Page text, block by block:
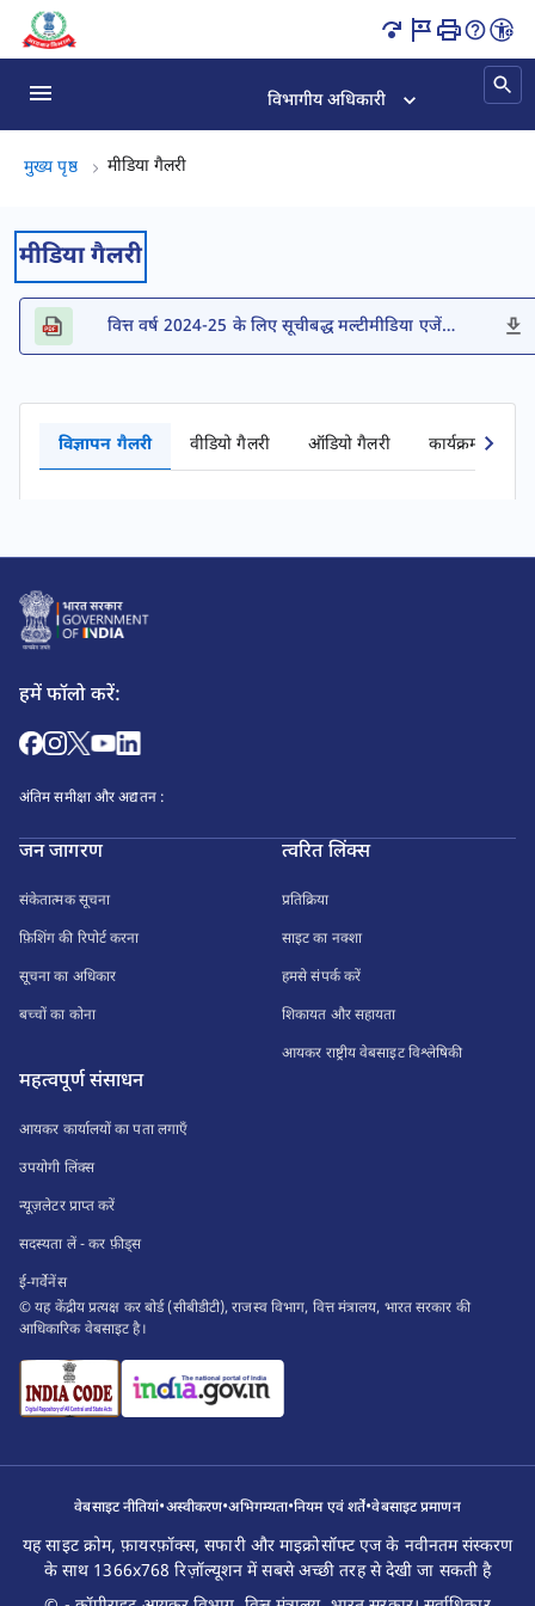
विज्ञापन गैलरी पृष्ठ लोड हो गया
विभागीय अधिकारी
मुख्य पृष्ठ मीडिया गैलरीमीडिया गैलरी, (2 का 2)
मीडिया गैलरी
वित्त वर्ष 2024-25 के लिए सूचीबद्ध मल्टीमीडिया एजेंसियों की सूची
विज्ञापन गैलरी वीडियो गैलरी ऑडियो गैलरी कार्यक्रम गैलरी
हमें फॉलो करें:
अंतिम समीक्षा और अद्यतन :
जन जागरण
संकेतात्मक सूचना
फ़िशिंग की रिपोर्ट करना
सूचना का अधिकार
बच्चों का कोना
त्वरित लिंक्स
प्रतिक्रिया
साइट का नक्शा
हमसे संपर्क करें
शिकायत और सहायता
आयकर राष्ट्रीय वेबसाइट विश्लेषिकी
महत्वपूर्ण संसाधन
आयकर कार्यालयों का पता लगाएँ
उपयोगी लिंक्स
न्यूज़लेटर प्राप्त करें
सदस्यता लें - कर फ़ीड्स
ई-गर्वेनेंस
© यह केंद्रीय प्रत्यक्ष कर बोर्ड (सीबीडीटी), राजस्व विभाग, वित्त मंत्रालय, भारत सरकार की
आधिकारिक वेबसाइट है।
वेबसाइट नीतियां•अस्वीकरण•अभिगम्यता•नियम एवं शर्तें•वेबसाइट प्रमाणन
यह साइट क्रोम, फ़ायरफ़ॉक्स, सफारी और माइक्रोसॉफ्ट एज के नवीनतम संस्करण
के साथ 1366x768 रिज़ॉल्यूशन में सबसे अच्छी तरह से देखी जा सकती है